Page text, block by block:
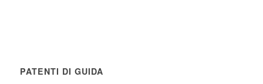
PATENTI DI GUIDA